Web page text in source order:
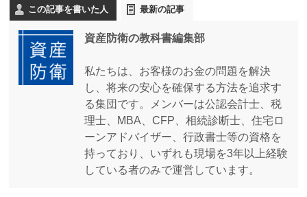
この記事を書いた人 最新の記事
資産防衛の教科書編集部
私たちは、お客様のお金の問題を解決
し、将来の安心を確保する方法を追求す
る集団です。メンバーは公認会計士、税
理士、MBA、CFP、相続診断士、住宅ロ
ーンアドバイザー、行政書士等の資格を
持っており、いずれも現場を3年以上経験
している者のみで運営しています。